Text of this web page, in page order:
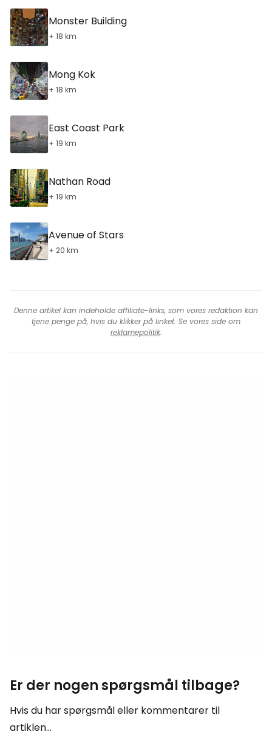
Monster Building
+ 18 km
Mong Kok
+ 18 km
East Coast Park
+ 19 km
Nathan Road
+ 19 km
Avenue of Stars
+ 20 km
Denne artikel kan indeholde affiliate-links, som vores redaktion kan
tjene penge på, hvis du klikker på linket. Se vores side om
reklamepolitik.
Er der nogen spørgsmål tilbage?
Hvis du har spørgsmål eller kommentarer til
artiklen...